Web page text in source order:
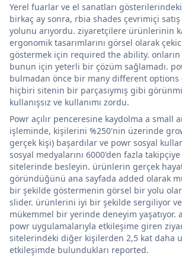
Yerel fuarlar ve el sanatları
birkaç ay sonra, rbia shades çevrimiçi
yolunu arıyordu. ziyaretçilere ürünlerinin
ergonomik tasarımlarını görsel olarak
göstermek için required the ability.
bunun için yeterli bir çözüm sağlamadı.
bulmadan önce bir many different options
hiçbiri sitenin bir parçasıymış gibi
kullanışsız ve kullanımı zordu.
Powr açılır penceresine kaydolma a small
işleminde, kişilerini %250'nin üzerinde
gerçek kişi) başardılar ve powr sosyal
sosyal medyalarını 6000'den fazla
sitelerinde besleyin. ürünlerin gerçek
göründüğünü ana sayfada added olarak
bir şekilde göstermenin görsel bir yolu
slider. ürünlerini iyi bir şekilde sergiliyor
mükemmel bir yerinde deneyim yaşatıyor.
powr uygulamalarıyla etkileşime giren
sitelerindeki diğer kişilerden 2,5 kat daha
etkileşimde bulundukları reported.